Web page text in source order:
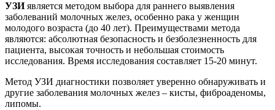
УЗИявляется методом выбора для раннего выявления
заболеваний молочных желез, особенно рака у женщин
молодого возраста (до 40 лет). Преимуществами метода
являются: абсолютная безопасность и безболезненность для
пациента, высокая точность и небольшая стоимость
исследования. Время исследования составляет 15-20 минут.
Метод УЗИ диагностики позволяет уверенно обнаруживать и
другие заболевания молочных желез – кисты, фиброаденомы,
липомы.